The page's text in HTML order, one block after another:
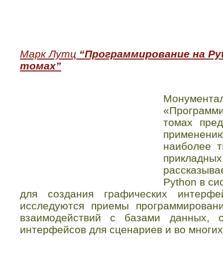
Марк Лутц “Программирование на
томах”
томах
наиболее
Python в
для создания графических
исследуются приемы
взаимодействий с базами данных,
интерфейсов для сценариев и во